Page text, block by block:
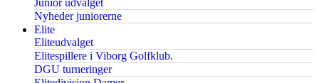
Junior udvalget
Nyheder juniorerne
Elite
Eliteudvalget
Elitespillere i Viborg Golfklub.
DGU turneringer